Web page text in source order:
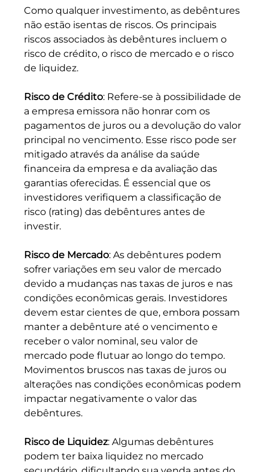
Como qualquer investimento, as debêntures
não estão isentas de riscos. Os principais
riscos associados às debêntures incluem o
risco de crédito, o risco de mercado e o risco
de liquidez.
Risco de Crédito: Refere-se à possibilidade de
a empresa emissora não honrar com os
pagamentos de juros ou a devolução do valor
principal no vencimento. Esse risco pode ser
mitigado através da análise da saúde
financeira da empresa e da avaliação das
garantias oferecidas. É essencial que os
investidores verifiquem a classificação de
risco (rating) das debêntures antes de
investir.
Risco de Mercado: As debêntures podem
sofrer variações em seu valor de mercado
devido a mudanças nas taxas de juros e nas
condições econômicas gerais. Investidores
devem estar cientes de que, embora possam
manter a debênture até o vencimento e
receber o valor nominal, seu valor de
mercado pode flutuar ao longo do tempo.
Movimentos bruscos nas taxas de juros ou
alterações nas condições econômicas podem
impactar negativamente o valor das
debêntures.
Risco de Liquidez: Algumas debêntures
podem ter baixa liquidez no mercado